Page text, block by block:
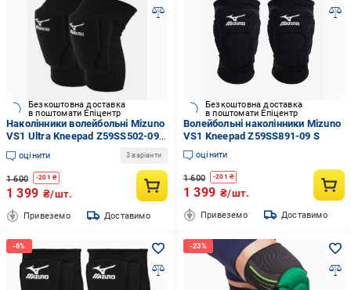
Безкоштовна доставка
в поштомати Епіцентр
Наколінники волейбольні Mizuno
VS1 Ultra Kneepad Z59SS502-09
XL
оцінити 3 варіанти
1 600 -201 ₴
1 399 ₴/шт.
Привеземо Доставимо
Безкоштовна доставка
в поштомати Епіцентр
Волейбольні наколінники Mizuno
VS1 Kneepad Z59SS891-09 S
оцінити
1 600 -201 ₴
1 399 ₴/шт.
Привеземо Доставимо